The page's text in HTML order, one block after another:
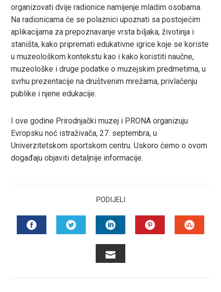
organizovati dvije radionice namijenje mladim osobama.
Na radionicama će se polaznici upoznati sa postojećim
aplikacijama za prepoznavanje vrsta biljaka, životinja i
staništa, kako pripremati edukativne igrice koje se koriste
u muzeološkom kontekstu kao i kako koristiti naučne,
muzeološke i druge podatke o muzejskim predmetima, u
svrhu prezentacije na društvenim mrežama, privlačenju
publike i njene edukacije.
I ove godine Prirodnjački muzej i PRONA organizuju
Evropsku noć istraživača, 27. septembra, u
Univerzitetskom sportskom centru. Uskoro ćemo o ovom
događaju objaviti detaljnije informacije.
PODIJELI
TWITTERLINKEDIN